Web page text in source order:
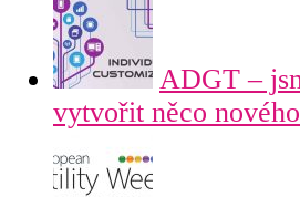
ADGT –
vytvořit něco